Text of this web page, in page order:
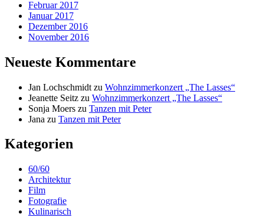
Februar 2017
Januar 2017
Dezember 2016
November 2016
Neueste Kommentare
Jan Lochschmidt zu Wohnzimmerkonzert „The Lasses“
Jeanette Seitz zu Wohnzimmerkonzert „The Lasses“
Sonja Moers zu Tanzen mit Peter
Jana zu Tanzen mit Peter
Kategorien
60/60
Architektur
Film
Fotografie
Kulinarisch